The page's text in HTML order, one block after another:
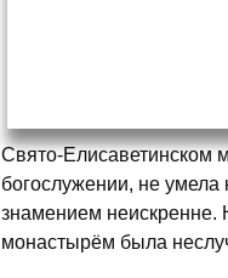
Свято-Елисаветинском
богослужении, не умела
знамением неискренне.
монастырём была